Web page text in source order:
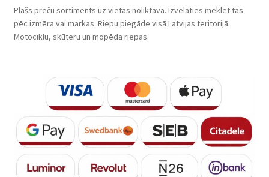
Plašs preču sortiments uz vietas noliktavā. Izvēlaties meklēt tās
pēc izmēra vai markas. Riepu piegāde visā Latvijas teritorijā.
Motociklu, skūteru un mopēda riepas.